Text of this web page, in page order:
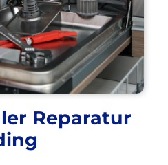
Reparatur